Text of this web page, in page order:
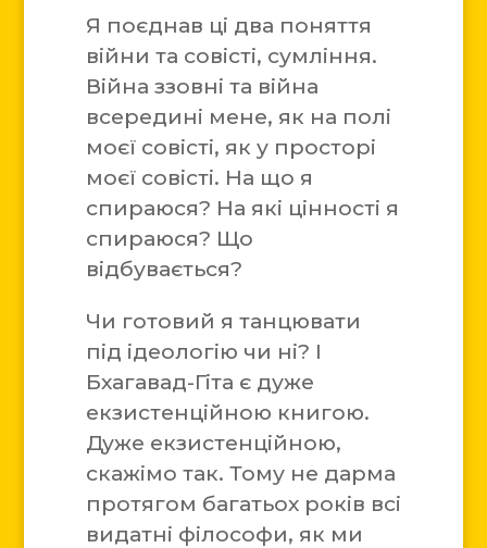
Я поєднав ці два поняття
війни та совісті, сумління.
Війна ззовні та війна
всередині мене, як на полі
моєї совісті, як у просторі
моєї совісті. На що я
спираюся? На які цінності я
спираюся? Що
відбувається?
Чи готовий я танцювати
під ідеологію чи ні? І
Бхагавад-Гіта є дуже
екзистенційною книгою.
Дуже екзистенційною,
скажімо так. Тому не дарма
протягом багатьох років всі
видатні філософи, як ми